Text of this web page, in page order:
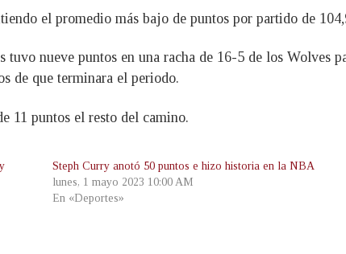
el promedio más bajo de puntos por partido de
tuvo nueve puntos en una racha de 16-5 de los Wolves
de que terminara el periodo.
11 puntos el resto del camino.
Steph Curry anotó 50 puntos e hizo historia en la NBA
lunes, 1 mayo 2023 10:00 AM
En «Deportes»